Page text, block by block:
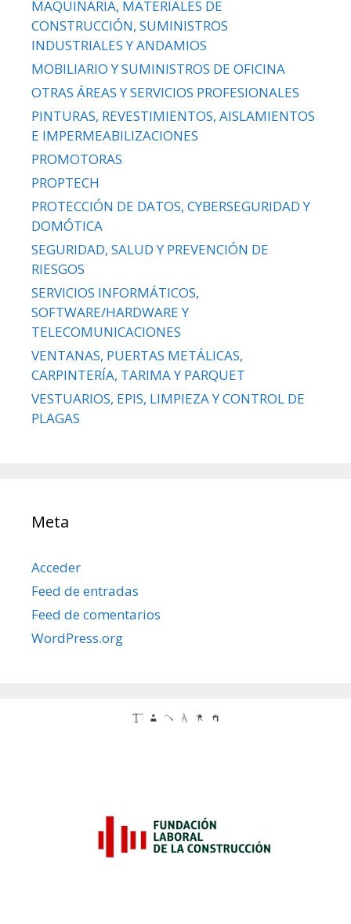
MAQUINARIA, MATERIALES DE
CONSTRUCCIÓN, SUMINISTROS
INDUSTRIALES Y ANDAMIOS
MOBILIARIO Y SUMINISTROS DE OFICINA
OTRAS ÁREAS Y SERVICIOS PROFESIONALES
PINTURAS, REVESTIMIENTOS, AISLAMIENTOS
E IMPERMEABILIZACIONES
PROMOTORAS
PROPTECH
PROTECCIÓN DE DATOS, CYBERSEGURIDAD Y
DOMÓTICA
SEGURIDAD, SALUD Y PREVENCIÓN DE
RIESGOS
SERVICIOS INFORMÁTICOS,
SOFTWARE/HARDWARE Y
TELECOMUNICACIONES
VENTANAS, PUERTAS METÁLICAS,
CARPINTERÍA, TARIMA Y PARQUET
VESTUARIOS, EPIS, LIMPIEZA Y CONTROL DE
PLAGAS
Meta
Acceder
Feed de entradas
Feed de comentarios
WordPress.org